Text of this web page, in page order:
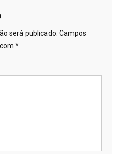
será publicado. Campos
*